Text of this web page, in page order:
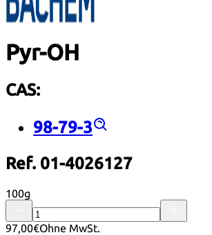
Pyr-OH
CAS:
98-79-3
Ref. 01-4026127
100g
97,00€Ohne MwSt.